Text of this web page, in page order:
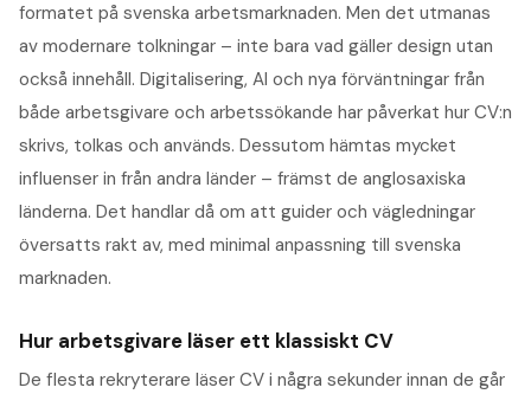
formatet på svenska arbetsmarknaden. Men det utmanas
av modernare tolkningar – inte bara vad gäller design utan
också innehåll. Digitalisering, AI och nya förväntningar från
både arbetsgivare och arbetssökande har påverkat hur CV:n
skrivs, tolkas och används. Dessutom hämtas mycket
influenser in från andra länder – främst de anglosaxiska
länderna. Det handlar då om att guider och vägledningar
översatts rakt av, med minimal anpassning till svenska
marknaden.
Hur arbetsgivare läser ett klassiskt CV
De flesta rekryterare läser CV i några sekunder innan de går